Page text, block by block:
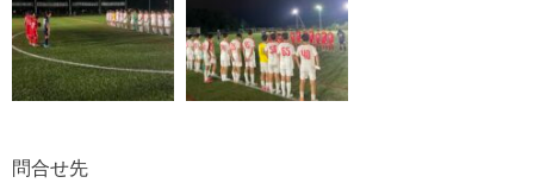
問合せ先